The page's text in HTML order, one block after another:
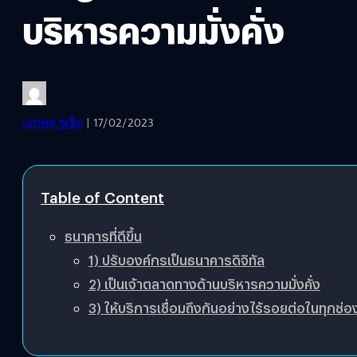
บริหารความมั่งคั่ง
เอกพล ชูเชิด | 17/02/2023
Table of Content
ธนาคารที่ดีขึ้น
1) ปรับองค์กรเป็นธนาคารดิจิทัล
2) เป็นเจ้าตลาดทางด้านบริหารความมั่งคั่ง
3) ให้บริการเชื่อมถึงกันอย่างไร้รอยต่อในทุกช่อ